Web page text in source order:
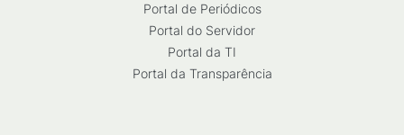
Portal de Periódicos
Portal do Servidor
Portal da TI
Portal da Transparência